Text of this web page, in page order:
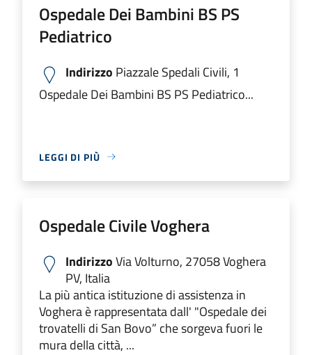
Ospedale Dei Bambini BS PS
Pediatrico
Indirizzo Piazzale Spedali Civili, 1
Ospedale Dei Bambini BS PS Pediatrico...
LEGGI DI PIÙ
Ospedale Civile Voghera
IndirizzoVia Volturno, 27058 Voghera
PV, Italia
La più antica istituzione di assistenza in
Voghera è rappresentata dall' "Ospedale dei
trovatelli di San Bovo” che sorgeva fuori le
mura della città, ...